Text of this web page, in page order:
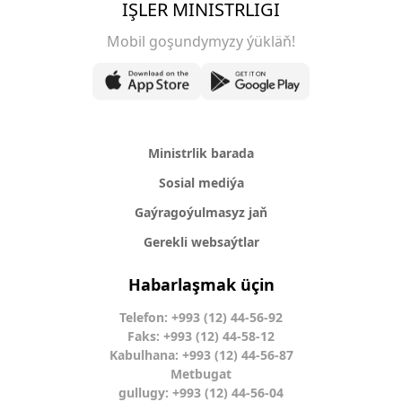
IŞLER MINISTRLIGI
Mobil goşundymyzy ýükläň!
Ministrlik barada
Sosial mediýa
Gaýragoýulmasyz jaň
Gerekli websaýtlar
Habarlaşmak üçin
Telefon: +993 (12) 44-56-92
Faks: +993 (12) 44-58-12
Kabulhana: +993 (12) 44-56-87
Metbugat
gullugy: +993 (12) 44-56-04